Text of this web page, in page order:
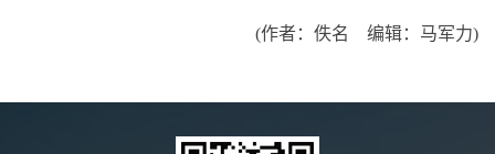
(作者：佚名 编辑：马军力)